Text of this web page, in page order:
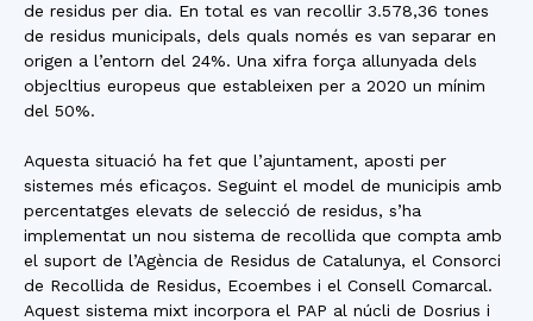
de residus per dia. En total es van recollir 3.578,36 tones
de residus municipals, dels quals només es van separar en
origen a l’entorn del 24%. Una xifra força allunyada dels
objecltius europeus que estableixen per a 2020 un mínim
del 50%.
Aquesta situació ha fet que l’ajuntament, aposti per
sistemes més eficaços. Seguint el model de municipis amb
percentatges elevats de selecció de residus, s’ha
implementat un nou sistema de recollida que compta amb
el suport de l’Agència de Residus de Catalunya, el Consorci
de Recollida de Residus, Ecoembes i el Consell Comarcal.
Aquest sistema mixt incorpora el PAP al núcli de Dosrius i